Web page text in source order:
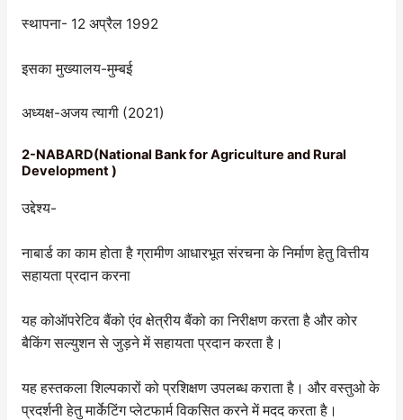
स्थापना- 12 अप्रैल 1992
इसका मुख्यालय-मुम्बई
अध्यक्ष-अजय त्यागी (2021)
2-NABARD(National Bank for Agriculture and Rural
Development )
उद्देश्य-
नाबार्ड का काम होता है ग्रामीण आधारभूत संरचना के निर्माण हेतु वित्तीय
सहायता प्रदान करना
यह कोऑपरेटिव बैंको एंव क्षेत्रीय बैंको का निरीक्षण करता है और कोर
बैकिंग सल्युशन से जुड़ने में सहायता प्रदान करता है।
यह हस्तकला शिल्पकारों को प्रशिक्षण उपलब्ध कराता है। और वस्तुओ के
प्रदर्शनी हेतु मार्केटिंग प्लेटफार्म विकसित करने में मदद करता है।